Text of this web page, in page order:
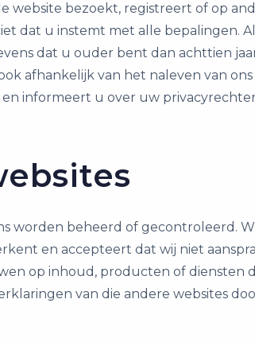
website bezoekt, registreert of op
dat u instemt met alle bepalingen.
dat u ouder bent dan achttien
afhankelijk van het naleven van
informeert u over uw
worden beheerd of gecontroleerd.
en accepteert dat wij niet
op inhoud, producten of diensten
van die andere websites